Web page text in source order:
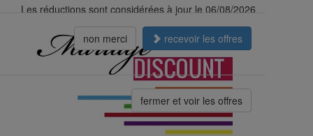
Les réductions sont considérées à jour le 06/08/2026
non merci recevoir les offres
fermer et voir les offres